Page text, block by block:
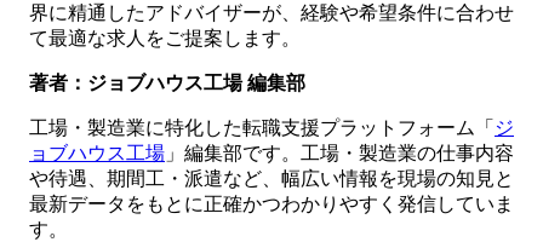
界に精通したアドバイザーが、経験や希望条件に合わせ
て最適な求人をご提案します。
著者：ジョブハウス工場 編集部
工場・製造業に特化した転職支援プラットフォーム「 ジ
ョブハウス工場 」編集部です。工場・製造業の仕事内容
や待遇、期間工・派遣など、幅広い情報を現場の知見と
最新データをもとに正確かつわかりやすく発信していま
す。